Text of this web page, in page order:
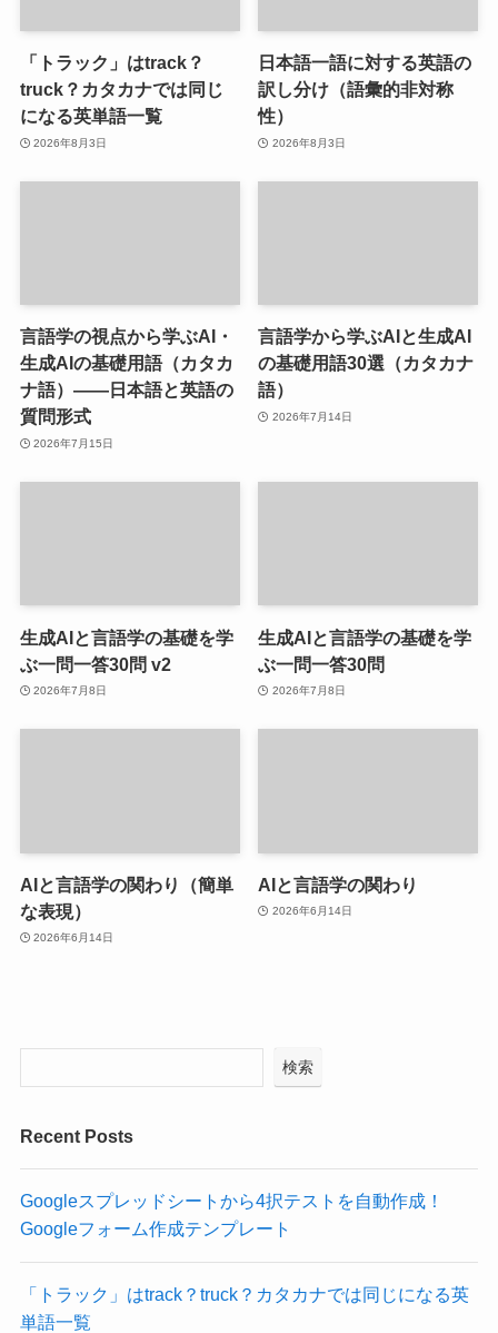
「トラック」はtrack？
truck？カタカナでは同じ
になる英単語一覧
2026年8月3日
日本語一語に対する英語の
訳し分け（語彙的非対称
性）
2026年8月3日
言語学の視点から学ぶAI・
生成AIの基礎用語（カタカ
ナ語）――日本語と英語の
質問形式
2026年7月15日
言語学から学ぶAIと生成AI
の基礎用語30選（カタカナ
語）
2026年7月14日
生成AIと言語学の基礎を学
ぶ一問一答30問 v2
2026年7月8日
生成AIと言語学の基礎を学
ぶ一問一答30問
2026年7月8日
AIと言語学の関わり（簡単
な表現）
2026年6月14日
AIと言語学の関わり
2026年6月14日
検索
Recent Posts
Googleスプレッドシートから4択テストを自動作成！
Googleフォーム作成テンプレート
「トラック」はtrack？truck？カタカナでは同じになる英
単語一覧